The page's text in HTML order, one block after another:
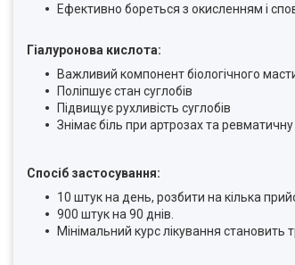
Ефективно бореться з окисленням і
Гіалуронова кислота:
Важливий компонент біологічного
Поліпшує стан суглобів
Підвищує рухливість суглобів
Знімає біль при артрозах та ревматичну
Спосіб застосування:
10 штук на день, розбити на кілька
900 штук на 90 днів.
Мінімальний курс лікування становить